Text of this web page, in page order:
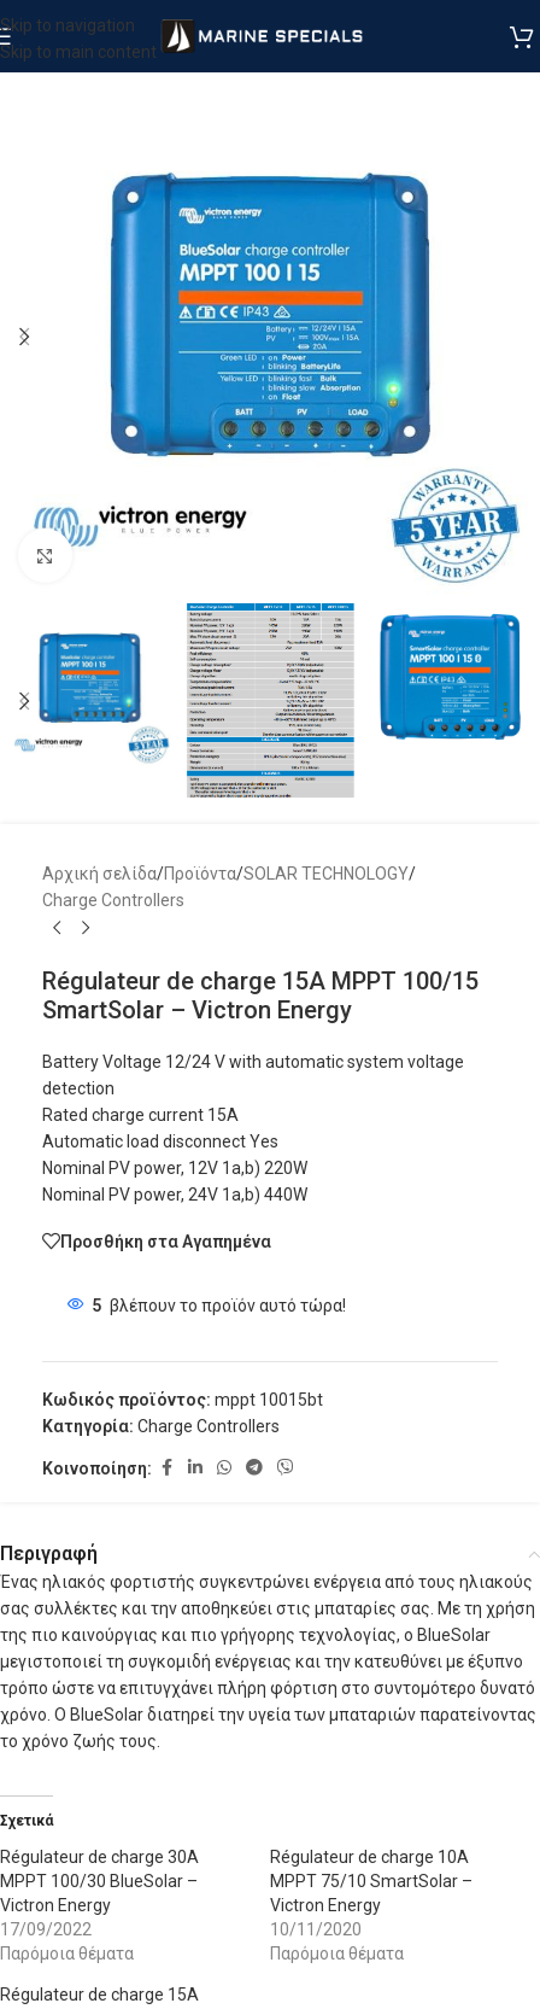
Skip to navigation
Skip to main content
Αρχική σελίδα/Προϊόντα/SOLAR TECHNOLOGY/
Charge Controllers
Régulateur de charge 15A MPPT 100/15
SmartSolar – Victron Energy
Battery Voltage 12/24 V with automatic system voltage
detection
Rated charge current 15A
Automatic load disconnect Yes
Nominal PV power, 12V 1a,b) 220W
Nominal PV power, 24V 1a,b) 440W
Προσθήκη στα Αγαπημένα
5 βλέπουν το προϊόν αυτό τώρα!
Κωδικός προϊόντος: mppt 10015bt
Κατηγορία: Charge Controllers
Κοινοποίηση:
Περιγραφή
Ένας ηλιακός φορτιστής συγκεντρώνει ενέργεια από τους ηλιακούς
σας συλλέκτες και την αποθηκεύει στις μπαταρίες σας. Με τη χρήση
της πιο καινούργιας και πιο γρήγορης τεχνολογίας, ο BlueSolar
μεγιστοποιεί τη συγκομιδή ενέργειας και την κατευθύνει με έξυπνο
τρόπο ώστε να επιτυγχάνει πλήρη φόρτιση στο συντομότερο δυνατό
χρόνο. Ο BlueSolar διατηρεί την υγεία των μπαταριών παρατείνοντας
το χρόνο ζωής τους.
Σχετικά
Régulateur de charge 30A
MPPT 100/30 BlueSolar –
Victron Energy
17/09/2022
Παρόμοια θέματα
Régulateur de charge 10A
MPPT 75/10 SmartSolar –
Victron Energy
10/11/2020
Παρόμοια θέματα
Régulateur de charge 15A